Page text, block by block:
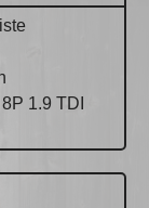
1.9 TDI